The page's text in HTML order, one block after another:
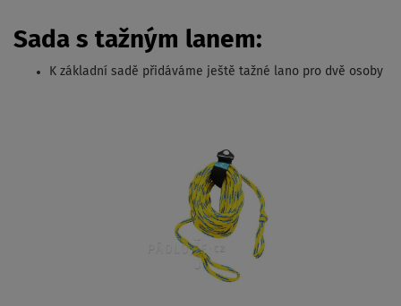
Sada s tažným lanem:
K základní sadě přidáváme ještě tažné lano pro dvě osoby